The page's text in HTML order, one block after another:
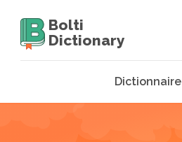
Bolti
Dictionary
Dictionnaire